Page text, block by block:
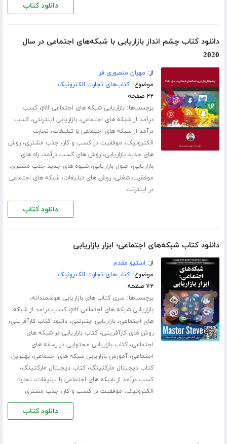
دانلود کتاب
دانلود کتاب چشم انداز بازاریابی با شبکه‌های اجتماعی در سال
2020
از: مهران منصوری فر
موضوع:کتاب‌های تجارت الکترونیک
۲۲ صفحه
برچسب‌ها:بازاریابی شبکه های اجتماعی pdf ،کسب
درآمد از شبکه های اجتماعی،بازاریابی اینترنتی،کسب
درآمد از شبکه های اجتماعی با تبلیغات، تجارت
الکترونیک، موفقیت در کسب و کار، جذب مشتری،روش
های جدید بازاریابی،روش های کسب درآمد،راه های
بازاریابی، اصول بازاریابی،شیوه های جدید جذب مشتری،
موفقیت شغلی،روش های تبلیغات،شبکه های اجتماعی
در اینترنت
دانلود کتاب
دانلود کتاب شبکه‌های اجتماعی؛ ابزار بازاریابی
از: استیو مقدم
موضوع:کتاب‌های تجارت الکترونیک
۷۲ صفحه
برچسب‌ها: سری کتاب های بازاریابی هوشمندانه،
بازاریابی شبکه های اجتماعی pdf ،کسب درآمد از شبکه
های اجتماعی،بازاریابی اینترنتی،دانلود کتاب کارآفرینی،
روش های کارآفرینی،کتاب بازاریابی در شبکه های
اجتماعی،کتاب بازاریابی محتوایی در رسانه های
اجتماعی،آموزش بازاریابی شبکه های اجتماعی،بهترین
کتاب دیجیتال مارکتینگ،کتاب دیجیتال مارکتینگ،
کسب درآمد از شبکه های اجتماعی با تبلیغات، تجارت
الکترونیک، موفقیت در کسب و کار، جذب مشتری
دانلود کتاب